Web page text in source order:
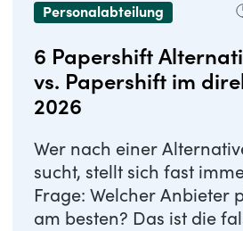
Personalabteilung
6 Papershift
vs. Papershift im
2026
Wer nach einer
sucht, stellt sich fast
Frage: Welcher Anbieter
am besten? Das ist die